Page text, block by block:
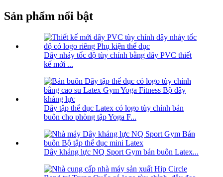
Sản phẩm nổi bật
Dây nhảy tốc độ tùy chỉnh bằng dây PVC thiết
kế mới ...
Dây tập thể dục Latex có logo tùy chỉnh bán
buôn cho phòng tập Yoga F...
Dây kháng lực NQ Sport Gym bán buôn Latex...